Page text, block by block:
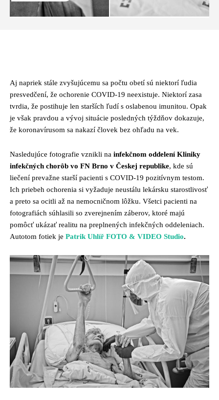
Aj napriek stále zvyšujúcemu sa počtu obetí sú niektorí ľudia
presvedčení, že ochorenie COVID-19 neexistuje. Niektorí zasa
tvrdia, že postihuje len starších ľudí s oslabenou imunitou. Opak
je však pravdou a vývoj situácie posledných týždňov dokazuje,
že koronavírusom sa nakazí človek bez ohľadu na vek.
Nasledujúce fotografie vznikli na infekčnom oddelení Kliniky
infekčných chorôb vo FN Brno v Českej republike, kde sú
liečení prevažne starší pacienti s COVID-19 pozitívnym testom.
Ich priebeh ochorenia si vyžaduje neustálu lekársku starostlivosť
a preto sa ocitli až na nemocničnom lôžku. Všetci pacienti na
fotografiách súhlasili so zverejnením záberov, ktoré majú
pomôcť ukázať realitu na preplnených infekčných oddeleniach.
Autotom fotiek je Patrik Uhlíř FOTO & VIDEO Studio.